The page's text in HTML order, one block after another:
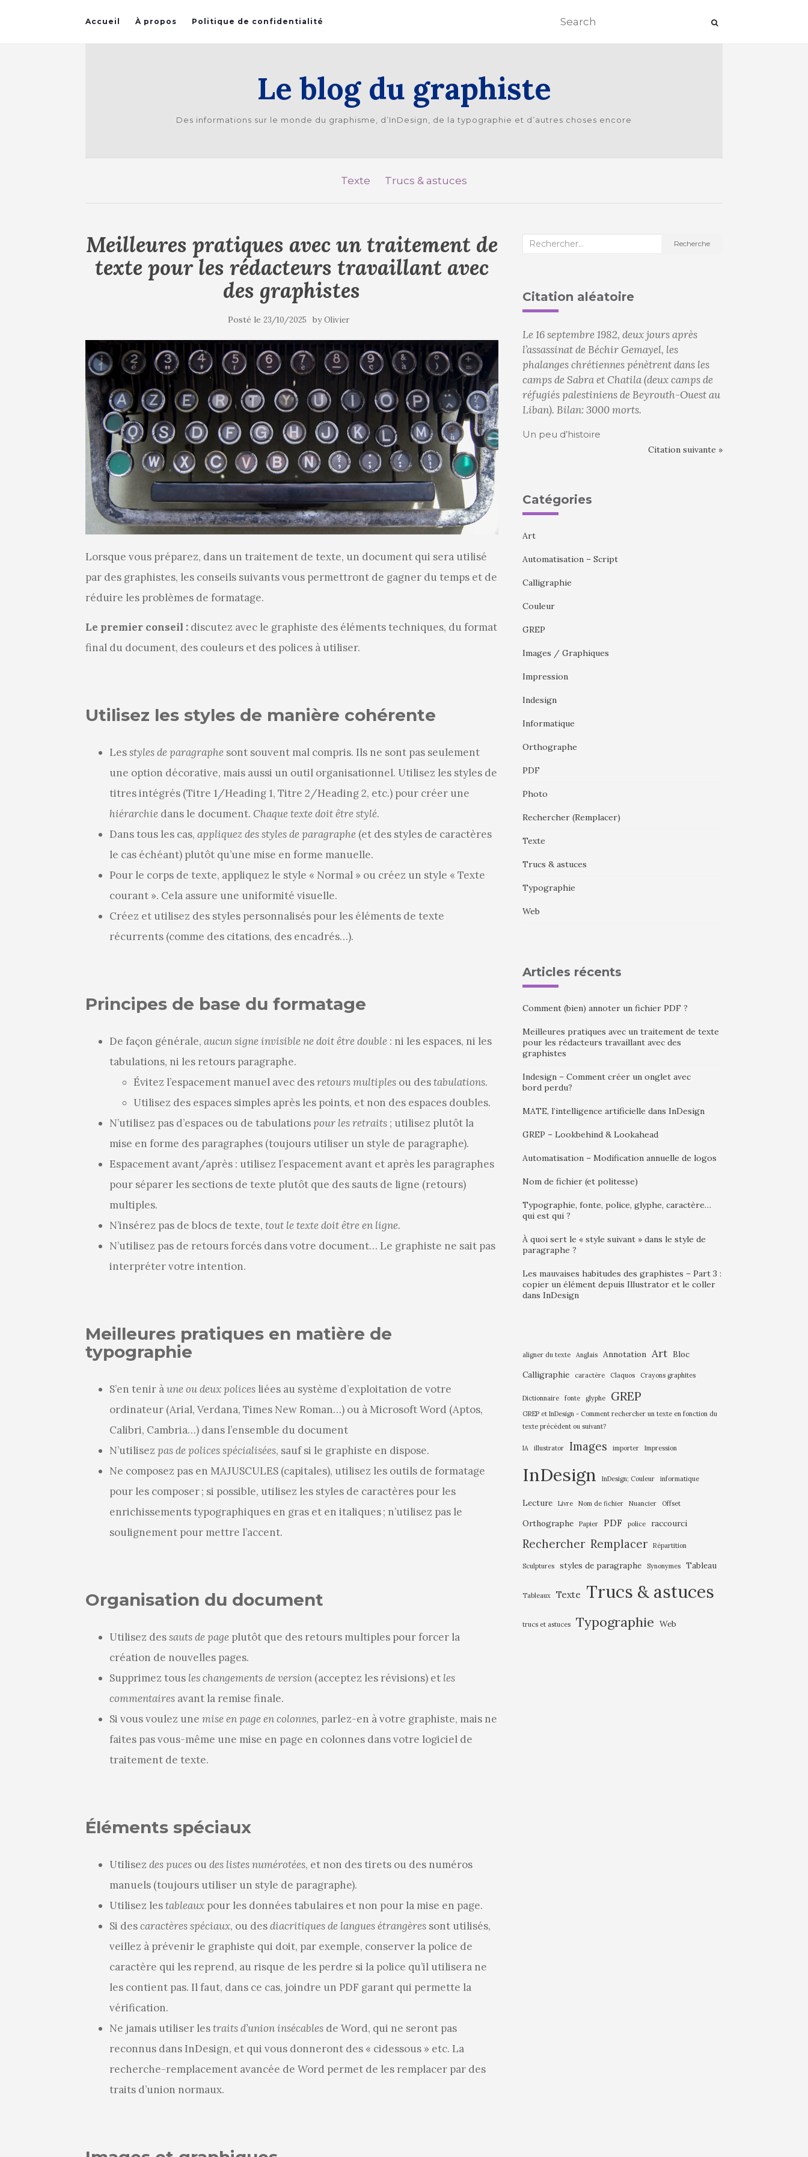
Accueil À propos Politique de confidentialité
Le blog du graphiste
Des informations sur le monde du graphisme, d’InDesign, de la typographie et d’autres choses encore
Texte Trucs & astuces
Meilleures pratiques avec un traitement de
texte pour les rédacteurs travaillant avec
des graphistes
Posté le23/10/2025 byOlivier
Lorsque vous préparez, dans un traitement de texte, un document qui sera utilisé
par des graphistes, les conseils suivants vous permettront de gagner du temps et de
réduire les problèmes de formatage.
Le premier conseil : discutez avec le graphiste des éléments techniques, du format
final du document, des couleurs et des polices à utiliser.
Utilisez les styles de manière cohérente
Lesstyles de paragraphe sont souvent mal compris. Ils ne sont pas seulement
une option décorative, mais aussi un outil organisationnel. Utilisez les styles de
titres intégrés (Titre 1/Heading 1, Titre 2/Heading 2, etc.) pour créer une
hiérarchie dans le document. Chaque texte doit être stylé.
Dans tous les cas, appliquez des styles de paragraphe (et des styles de caractères
le cas échéant) plutôt qu’une mise en forme manuelle.
Pour le corps de texte, appliquez le style « Normal » ou créez un style « Texte
courant ». Cela assure une uniformité visuelle.
Créez et utilisez des styles personnalisés pour les éléments de texte
récurrents (comme des citations, des encadrés…).
Principes de base du formatage
De façon générale, aucun signe invisible ne doit être double : ni les espaces, ni les
tabulations, ni les retours paragraphe.
Évitez l’espacement manuel avec desretours multiples ou destabulations.
Utilisez des espaces simples après les points, et non des espaces doubles.
N’utilisez pas d’espaces ou de tabulationspour les retraits ; utilisez plutôt la
mise en forme des paragraphes (toujours utiliser un style de paragraphe).
Espacement avant/après : utilisez l’espacement avant et après les paragraphes
pour séparer les sections de texte plutôt que des sauts de ligne (retours)
multiples.
N’insérez pas de blocs de texte, tout le texte doit être en ligne.
N’utilisez pas de retours forcés dans votre document… Le graphiste ne sait pas
interpréter votre intention.
Meilleures pratiques en matière de
typographie
S’en tenir àune ou deux polices liées au système d’exploitation de votre
ordinateur (Arial, Verdana, Times New Roman…) ou à Microsoft Word (Aptos,
Calibri, Cambria…) dans l’ensemble du document
N’utilisez pas de polices spécialisées, sauf si le graphiste en dispose.
Ne composez pas en MAJUSCULES (capitales), utilisez les outils de formatage
pour les composer ; si possible, utilisez les styles de caractères pour les
enrichissements typographiques en gras et en italiques ; n’utilisez pas le
soulignement pour mettre l’accent.
Organisation du document
Utilisez dessauts de page plutôt que des retours multiples pour forcer la
création de nouvelles pages.
Supprimez tous les changements de version (acceptez les révisions) et les
commentaires avant la remise finale.
Si vous voulez une mise en page en colonnes, parlez-en à votre graphiste, mais ne
faites pas vous-même une mise en page en colonnes dans votre logiciel de
traitement de texte.
Éléments spéciaux
Utilisez des puces ou des listes numérotées, et non des tirets ou des numéros
manuels (toujours utiliser un style de paragraphe).
Utilisez lestableaux pour les données tabulaires et non pour la mise en page.
Si descaractères spéciaux, ou desdiacritiques de langues étrangères sont utilisés,
veillez à prévenir le graphiste qui doit, par exemple, conserver la police de
caractère qui les reprend, au risque de les perdre si la police qu’il utilisera ne
les contient pas. Il faut, dans ce cas, joindre un PDF garant qui permette la
vérification.
Ne jamais utiliser lestraits d’union insécables de Word, qui ne seront pas
reconnus dans InDesign, et qui vous donneront des « cidessous » etc. La
recherche-remplacement avancée de Word permet de les remplacer par des
traits d’union normaux.
Recherche
Recherche
Citation aléatoire
Le 16 septembre 1982, deux jours après
l’assassinat de Béchir Gemayel, les
phalanges chrétiennes pénètrent dans les
camps de Sabra et Chatila (deux camps de
réfugiés palestiniens de Beyrouth-Ouest au
Liban). Bilan: 3000 morts.
Un peu d’histoire
Citation suivante »
Catégories
Art
Automatisation – Script
Calligraphie
Couleur
GREP
Images / Graphiques
Impression
Indesign
Informatique
Orthographe
PDF
Photo
Rechercher (Remplacer)
Texte
Trucs & astuces
Typographie
Web
Articles récents
Comment (bien) annoter un fichier PDF ?
Meilleures pratiques avec un traitement de texte
pour les rédacteurs travaillant avec des
graphistes
Indesign – Comment créer un onglet avec
bord perdu?
MATE, l’intelligence artificielle dans InDesign
GREP – Lookbehind & Lookahead
Automatisation – Modification annuelle de logos
Nom de fichier (et politesse)
Typographie, fonte, police, glyphe, caractère…
qui est qui ?
À quoi sert le « style suivant » dans le style de
paragraphe ?
Les mauvaises habitudes des graphistes – Part 3 :
copier un élément depuis Illustrator et le coller
dans InDesign
aligner du texte Anglais Annotation Art Bloc
Calligraphie
caractère Claquos Crayons graphites
Dictionnaire fonte glyphe GREP
GREP et InDesign - Comment rechercher un texte en fonction du
texte précédent ou suivant?
IA illustrator Images importer Impression
InDesign InDesign; Couleur informatique
Lecture Livre Nom de fichier Nuancier Offset
Orthographe Papier PDF police raccourci
Rechercher Remplacer Répartition
Sculptures styles de paragraphe Synonymes Tableau
Tableaux Texte Trucs & astuces
trucs et astuces Typographie Web